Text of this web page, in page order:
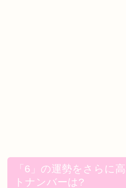
「6」の運勢をさらに
トナンバーは?